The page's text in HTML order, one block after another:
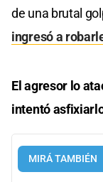
de una brutal
ingresó a
El agresor lo
intentó
MIRÁ TAMBIÉN